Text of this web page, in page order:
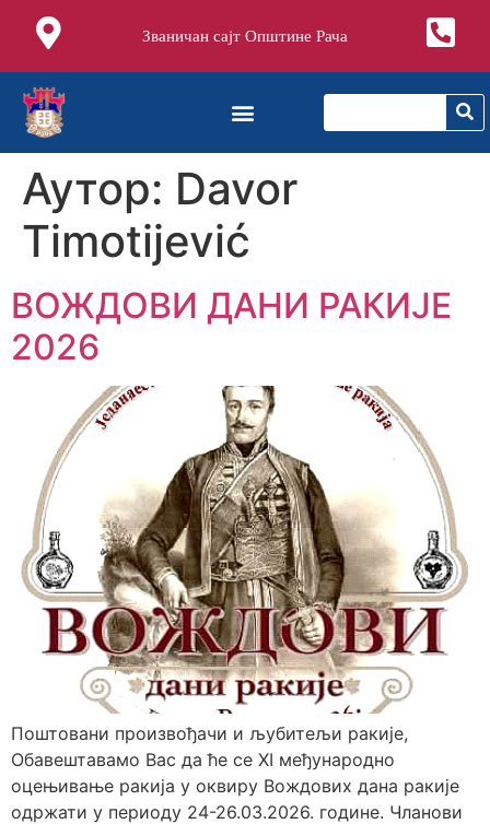
Званичан сајт Општине Рача
Аутор: Davor
Timotijević
ВОЖДОВИ ДАНИ РАКИЈЕ
2026
Поштовани произвођачи и љубитељи ракије,
Обавештавамо Вас да ће се XI међународно
оцењивање ракија у оквиру Вождових дана ракије
одржати у периоду 24-26.03.2026. године. Чланови